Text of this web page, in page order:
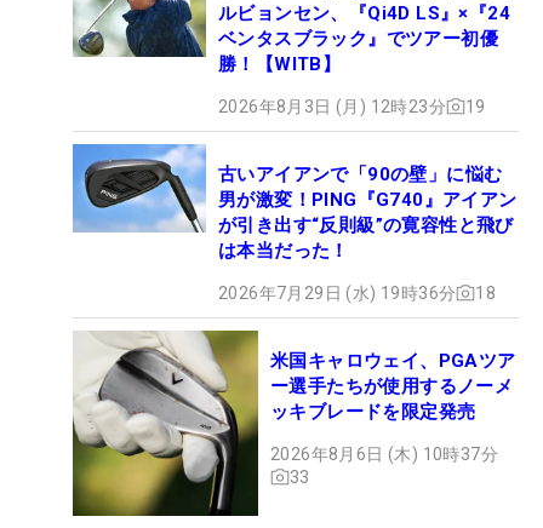
ルビョンセン、『Qi4D LS』×『24
ベンタスブラック』でツアー初優
勝！【WITB】
2026年8月3日 (月) 12時23分 19
古いアイアンで「90の壁」に悩む
男が激変！PING『G740』アイアン
が引き出す“反則級”の寛容性と飛び
は本当だった！
2026年7月29日 (水) 19時36分 18
米国キャロウェイ、PGAツア
ー選手たちが使用するノーメ
ッキブレードを限定発売
2026年8月6日 (木) 10時37分
33